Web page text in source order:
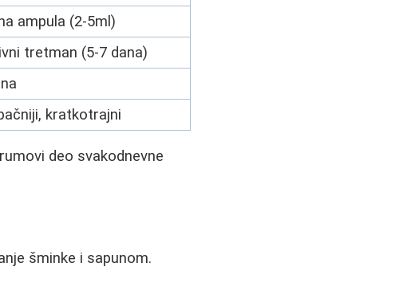
ampula (2-5ml)
tretman (5-7 dana)
kratkotrajni
deo svakodnevne
šminke i sapunom.